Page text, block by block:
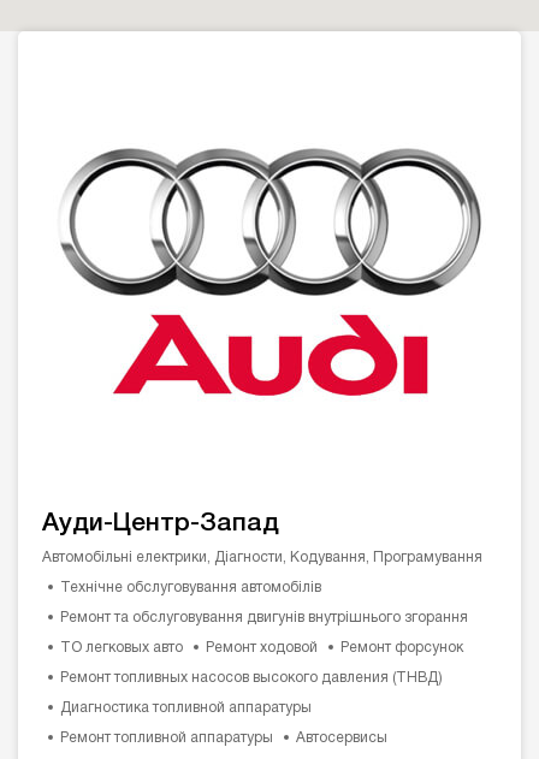
Ауди-Центр-Запад
Автомобільні електрики, Діагности, Кодування, Програмування
Технічне обслуговування автомобілів
Ремонт та обслуговування двигунів внутрішнього згорання
ТО легковых авто Ремонт ходовой Ремонт форсунок
Ремонт топливных насосов высокого давления (ТНВД)
Диагностика топливной аппаратуры
Ремонт топливной аппаратуры Автосервисы